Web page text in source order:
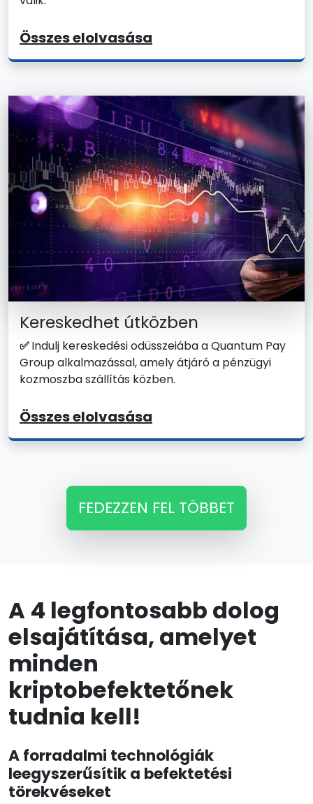
Összes elolvasása
Kereskedhet útközben
✅Indulj kereskedési odüsszeiába a Quantum Pay
Group alkalmazással, amely átjáró a pénzügyi
kozmoszba szállítás közben.
Összes elolvasása
FEDEZZEN FEL TÖBBET
A 4 legfontosabb dolog
elsajátítása, amelyet
minden
kriptobefektetőnek
tudnia kell!
A forradalmi technológiák
leegyszerűsítik a befektetési
törekvéseket